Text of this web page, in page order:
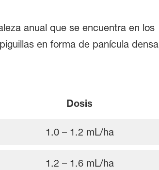
anual que se encuentra en los
en forma de panícula densa
Dosis
1.0 – 1.2 mL/ha
1.2 – 1.6 mL/ha